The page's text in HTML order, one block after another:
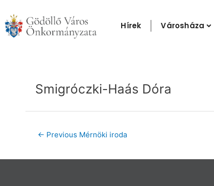
content
Hírek Városháza
Smigróczki-Haás Dóra
← Previous Mérnöki iroda